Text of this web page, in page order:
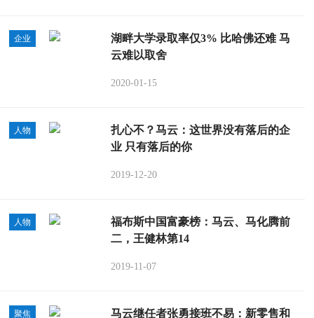
企业
湖畔大学录取率仅3% 比哈佛还难 马
云难以取舍
2020-01-15
人物
扎心不？马云：这世界没有落后的企
业 只有落后的你
2019-12-20
人物
福布斯中国富豪榜：马云、马化腾前
二，王健林第14
2019-11-07
聚焦
马云继任者张勇接班不易：新零售和